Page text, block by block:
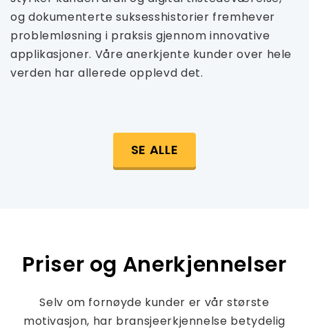
og dokumenterte suksesshistorier fremhever
problemløsning i praksis gjennom innovative
applikasjoner. Våre anerkjente kunder over hele
verden har allerede opplevd det.
SE ALLE
Priser og Anerkjennelser
Selv om fornøyde kunder er vår største
motivasjon, har bransjeerkjennelse betydelig